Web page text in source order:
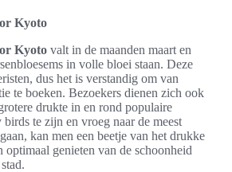
Kyoto
Kyoto valt in de maanden maart en
in volle bloei staan. Deze
dus het is verstandig om van
te boeken. Bezoekers dienen zich ook
drukte in en rond populaire
te zijn en vroeg naar de meest
kan men een beetje van het drukke
genieten van de schoonheid